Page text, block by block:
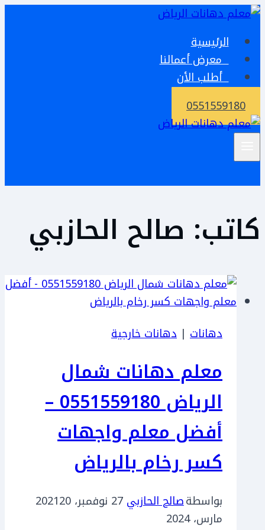
التجاوز
المحتوىالرئيسية
معرض أعمالنا
أطلب الأن
0551559180
كاتب: صالح الحازبي
دهانات | دهانات خارجية
معلم دهانات شمال
الرياض 0551559180 –
أفضل معلم واجهات
كسر رخام بالرياض
بواسطةصالح الحازبي 27 نوفمبر، 2021
20
مارس، 2024